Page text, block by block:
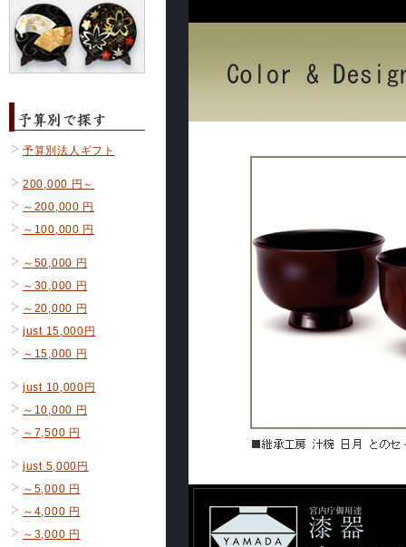
予算別法人ギフト
200,000 円～
～200,000 円
～100,000 円
～50,000 円
～30,000 円
～20,000 円
just 15,000円
～15,000 円
just 10,000円
～10,000 円
～7,500 円
just 5,000円
～5,000 円
～4,000 円
～3,000 円